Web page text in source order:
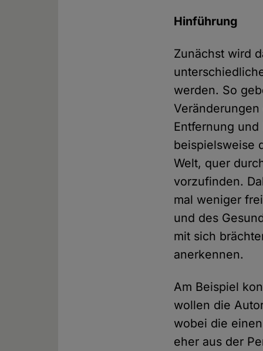
Hinführung
Zunächst wird
werden. So
Entfernung
beispielsweise
Welt, quer
vorzufinden.
mal weniger
und des
mit sich
anerkennen.
Am Beispiel
wollen die
wobei die
eher aus der